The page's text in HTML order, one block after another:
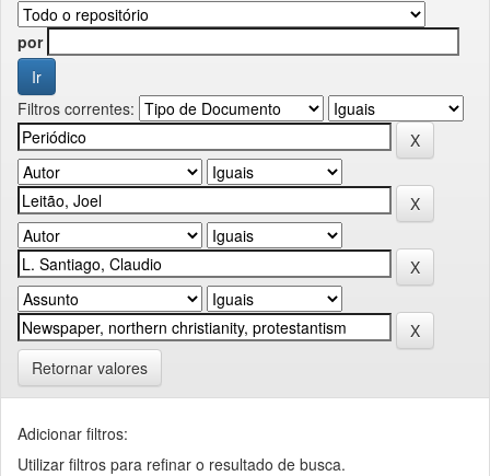
por
Filtros correntes:
Retornar valores
Adicionar filtros:
Utilizar filtros para refinar o resultado de busca.